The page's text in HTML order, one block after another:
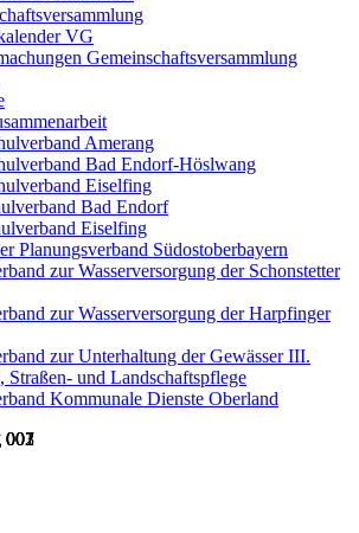
VG
Gemeinschaftsversammlung
Amerang
Bad Endorf-Höslwang
Eiselfing
Bad Endorf
Eiselfing
Planungsverband Südostoberbayern
zur Wasserversorgung der Schonstetter
zur Wasserversorgung der Harpfinger
zur Unterhaltung der Gewässer III.
Straßen- und Landschaftspflege
Kommunale Dienste Oberland